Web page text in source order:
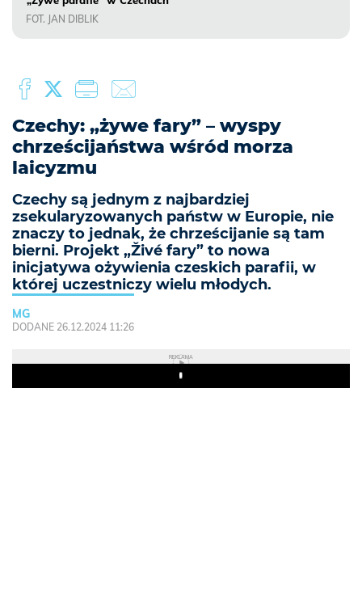
FOT. JAN DIBLIK
Czechy: „żywe fary” – wyspy
chrześcijaństwa wśród morza
laicyzmu
Czechy są jednym z najbardziej
zsekularyzowanych państw w Europie, nie
znaczy to jednak, że chrześcijanie są tam
bierni. Projekt „Živé fary” to nowa
inicjatywa ożywienia czeskich parafii, w
której uczestniczy wielu młodych.
MG
DODANE 26.12.2024 11:26
REKLAMA
Play